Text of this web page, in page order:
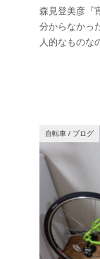
森見登美彦『
分からなかっ
人的なものな
自転車 / ブログ